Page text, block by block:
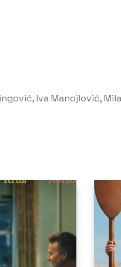
Iva Manojlović,